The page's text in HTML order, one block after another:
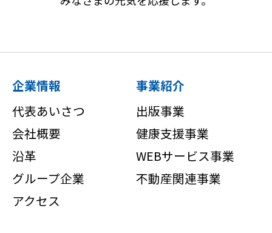
企業情報
代表あいさつ
会社概要
沿革
グループ企業
アクセス
事業紹介
出版事業
健康支援事業
WEBサービス事業
不動産関連事業